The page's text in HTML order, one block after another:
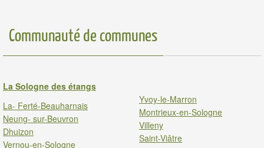
Communauté de communes
La Sologne des étangs
La- Ferté-Beauharnais
Neung- sur-Beuvron
Dhuizon
Vernou-en-Sologne
Yvoy-le-Marron
Montrieux-en-Sologne
Villeny
Saint-Viâtre